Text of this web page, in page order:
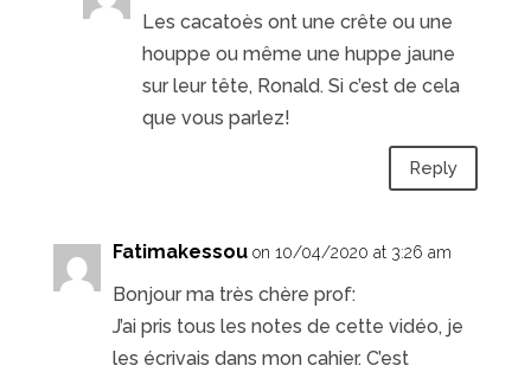
Les cacatoès ont une crête ou une
houppe ou même une huppe jaune
sur leur tête, Ronald. Si c’est de cela
que vous parlez!
Reply
Fatimakessou on 10/04/2020 at 3:26 am
Bonjour ma très chère prof:
J’ai pris tous les notes de cette vidéo, je
les écrivais dans mon cahier. C’est